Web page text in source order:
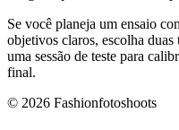
Se você planeja um ensaio
objetivos claros, escolha
uma sessão de teste para
final.
© 2026 Fashionfotoshoots